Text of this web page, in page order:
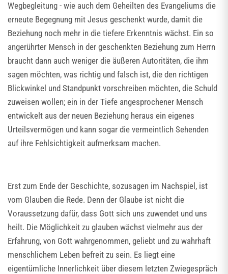
Wegbegleitung - wie auch dem Geheilten des Evangeliums die
erneute Begegnung mit Jesus geschenkt wurde, damit die
Beziehung noch mehr in die tiefere Erkenntnis wächst. Ein so
angerührter Mensch in der geschenkten Beziehung zum Herrn
braucht dann auch weniger die äußeren Autoritäten, die ihm
sagen möchten, was richtig und falsch ist, die den richtigen
Blickwinkel und Standpunkt vorschreiben möchten, die Schuld
zuweisen wollen; ein in der Tiefe angesprochener Mensch
entwickelt aus der neuen Beziehung heraus ein eigenes
Urteilsvermögen und kann sogar die vermeintlich Sehenden
auf ihre Fehlsichtigkeit aufmerksam machen.
Erst zum Ende der Geschichte, sozusagen im Nachspiel, ist
vom Glauben die Rede. Denn der Glaube ist nicht die
Voraussetzung dafür, dass Gott sich uns zuwendet und uns
heilt. Die Möglichkeit zu glauben wächst vielmehr aus der
Erfahrung, von Gott wahrgenommen, geliebt und zu wahrhaft
menschlichem Leben befreit zu sein. Es liegt eine
eigentümliche Innerlichkeit über diesem letzten Zwiegespräch